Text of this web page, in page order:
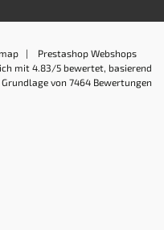
| Prestashop Webshops
mit 4.83 /5 bewertet, basierend
von 7464 Bewertungen